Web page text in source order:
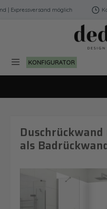
Zum Hauptinhalt springen
möglich
KONFIGURATOR
als